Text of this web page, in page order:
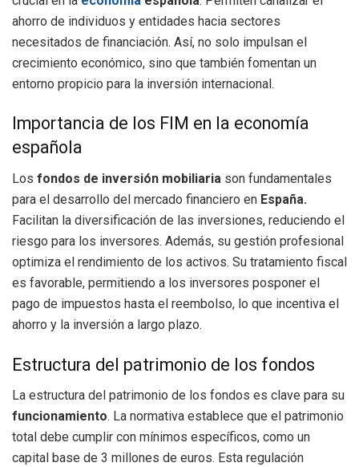
ahorro de individuos y entidades hacia sectores
necesitados de financiación. Así, no solo impulsan el
crecimiento económico, sino que también fomentan un
entorno propicio para la inversión internacional.
Importancia de los FIM en la economía
española
Los fondos de inversión mobiliaria son fundamentales
para el desarrollo del mercado financiero en España.
Facilitan la diversificación de las inversiones, reduciendo el
riesgo para los inversores. Además, su gestión profesional
optimiza el rendimiento de los activos. Su tratamiento fiscal
es favorable, permitiendo a los inversores posponer el
pago de impuestos hasta el reembolso, lo que incentiva el
ahorro y la inversión a largo plazo.
Estructura del patrimonio de los fondos
La estructura del patrimonio de los fondos es clave para su
funcionamiento. La normativa establece que el patrimonio
total debe cumplir con mínimos específicos, como un
capital base de 3 millones de euros. Esta regulación